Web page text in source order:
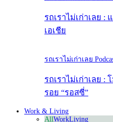
รถเราไม่เก่าเลย
เอเชีย
รถเราไม่เก่าเลย
รถเราไม่เก่าเลย :
รอย “รอสซี่”
Work & Living
AllWorkLiving